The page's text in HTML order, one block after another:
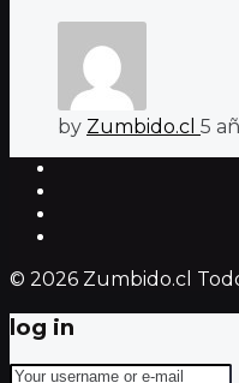
by Zumbido.cl 5
© 2026 Zumbido.cl
log in